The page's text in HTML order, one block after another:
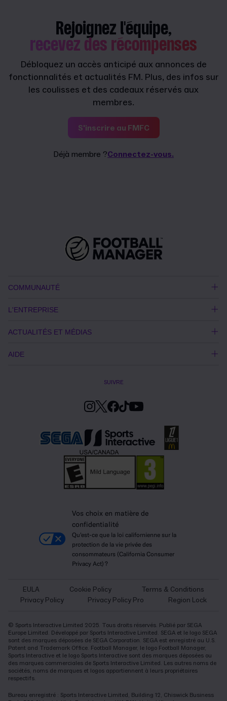
Rejoignez l'équipe,
recevez des récompenses
Débloquez un accès anticipé aux annonces de
fonctionnalités et actualités FM. Plus, des infos sur
les coulisses et des cadeaux réservés aux
membres.
S'inscrire au FMFC
Déjà membre ?Connectez-vous.
COMMUNAUTÉ
L'ENTREPRISE
ACTUALITÉS ET MÉDIAS
AIDE
SUIVRE
Vos choix en matière de
confidentialité
Qu'est-ce que la loi californienne sur la
protection de la vie privée des
consommateurs (California Consumer
Privacy Act) ?
EULA Cookie Policy
Terms & Conditions
Privacy Policy
Privacy Policy Pro Region Lock
© Sports Interactive Limited 2025. Tous droits réservés. Publié par SEGA
Europe Limited. Développé par Sports Interactive Limited. SEGA et le logo SEGA
sont des marques déposées de SEGA Corporation. SEGA est enregistré au U.S.
Patent and Trademark Office. Football Manager, le logo Football Manager,
Sports Interactive et le logo Sports Interactive sont des marques déposées ou
des marques commerciales de Sports Interactive Limited. Les autres noms de
sociétés, noms de marques et logos appartiennent à leurs propriétaires
respectifs.
Bureau enregistré : Sports Interactive Limited, Building 12, Chiswick Business